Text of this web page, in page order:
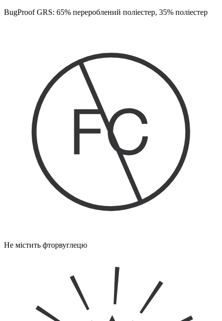
BugProof GRS: 65% перероблений поліестер, 35% поліестер
Не містить фторвуглецю